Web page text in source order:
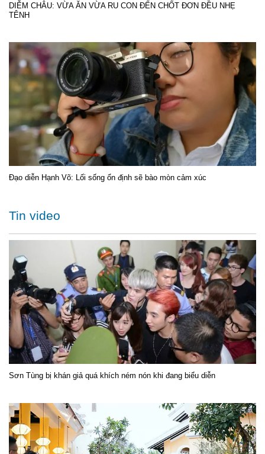
DIỄM CHÂU: VỪA ĂN VỪA RU CON ĐẾN CHỐT ĐƠN ĐỀU NHẸ
TÊNH
Đạo diễn Hạnh Võ: Lối sống ổn định sẽ bào mòn cảm xúc
Tin video
Sơn Tùng bị khán giả quá khích ném nón khi đang biểu diễn